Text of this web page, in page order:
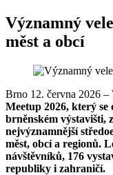
Významný
měst a obcí
Brno 12. června 2026 –
Meetup 2026, který se
brněnském výstavišti,
nejvýznamnější
měst, obcí a regionů.
návštěvníků, 176
republiky i zahraničí.